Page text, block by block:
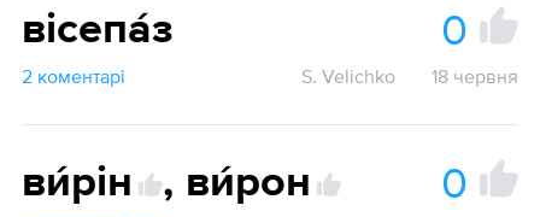
вісепа́з 0
2 коментарі S. Velichko 18 червня
ви́рін , ви́рон 0